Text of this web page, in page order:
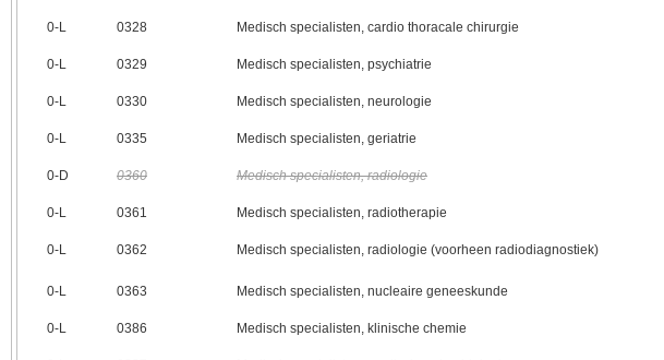
0‑L 0328 Medisch specialisten, cardio thoracale chirurgie
0‑L 0329 Medisch specialisten, psychiatrie
0‑L 0330 Medisch specialisten, neurologie
0‑L 0335 Medisch specialisten, geriatrie
0‑D 0360 Medisch specialisten, radiologie
0‑L 0361 Medisch specialisten, radiotherapie
0‑L 0362 Medisch specialisten, radiologie (voorheen radiodiagnostiek)
0‑L
0363 Medisch specialisten, nucleaire geneeskunde
0‑L 0386 Medisch specialisten, klinische chemie